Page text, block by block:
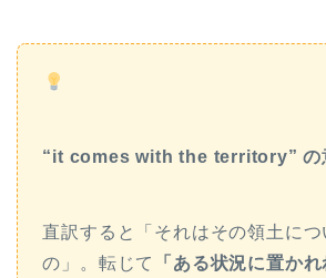
“it comes with the territory” の
直訳すると「それはその領土につ
の」。転じて
「ある状況に置か